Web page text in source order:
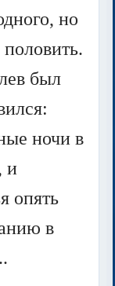
но
был
ночи в
и
опять
в